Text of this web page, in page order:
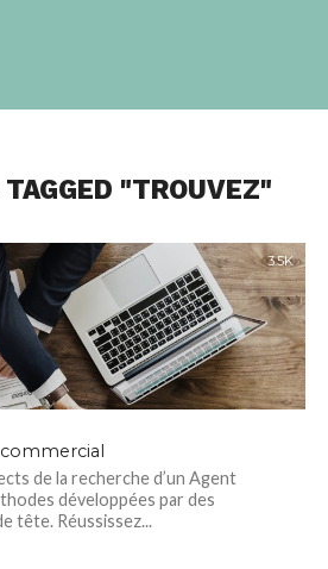
"TROUVEZ"
3.5K
de la recherche d’un Agent
développées par des
tête. Réussissez...